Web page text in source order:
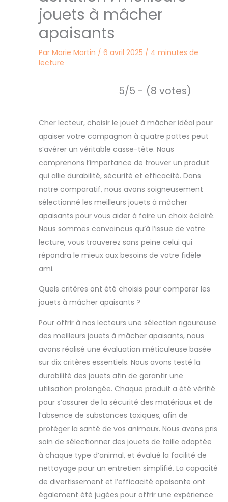
jouets à mâcher
apaisants
Par Marie Martin / 6 avril 2025 / 4 minutes de
lecture
5/5 - (8 votes)
Cher lecteur, choisir le jouet à mâcher idéal pour
apaiser votre compagnon à quatre pattes peut
s’avérer un véritable casse-tête. Nous
comprenons l’importance de trouver un produit
qui allie durabilité, sécurité et efficacité. Dans
notre comparatif, nous avons soigneusement
sélectionné les meilleurs jouets à mâcher
apaisants pour vous aider à faire un choix éclairé.
Nous sommes convaincus qu’à l’issue de votre
lecture, vous trouverez sans peine celui qui
répondra le mieux aux besoins de votre fidèle
ami.
Quels critères ont été choisis pour comparer les
jouets à mâcher apaisants ?
Pour offrir à nos lecteurs une sélection rigoureuse
des meilleurs jouets à mâcher apaisants, nous
avons réalisé une évaluation méticuleuse basée
sur dix critères essentiels. Nous avons testé la
durabilité des jouets afin de garantir une
utilisation prolongée. Chaque produit a été vérifié
pour s’assurer de la sécurité des matériaux et de
l’absence de substances toxiques, afin de
protéger la santé de vos animaux. Nous avons pris
soin de sélectionner des jouets de taille adaptée
à chaque type d’animal, et évalué la facilité de
nettoyage pour un entretien simplifié. La capacité
de divertissement et l’efficacité apaisante ont
également été jugées pour offrir une expérience